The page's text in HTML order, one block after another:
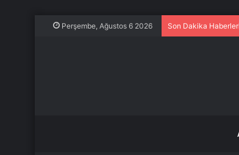
Perşembe, Ağustos 6 2026 Son Dakika Haberleri